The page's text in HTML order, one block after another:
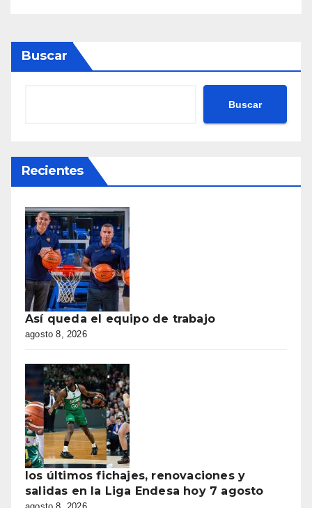
Buscar
Buscar
Recientes
Así queda el equipo de trabajo
agosto 8, 2026
los últimos fichajes, renovaciones y
salidas en la Liga Endesa hoy 7 agosto